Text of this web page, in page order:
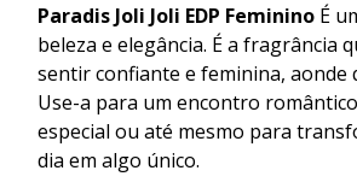
Paradis Joli Joli EDP Feminino É
beleza e elegância. É a fragrância
sentir confiante e feminina, aonde
Use-a para um encontro
especial ou até mesmo para
dia em algo único.